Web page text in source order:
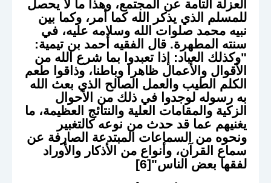
العزلة التامة عن المجتمع، وهذا ما لا يحصل
للمسلم الذي يذكر الله كما أمر، وكما بين
نبيه محمد صلوات الله وسلامه عليه، في
سنته المطهرة. قال الفقيه أحمد بن تيمية:
"وكذلك العباد: إذا تعبدوا بما شرع الله من
الأقوال والأعمال ظاهرا وباطنا، وذاقوا طعم
الكلم الطيب والعمل الصالح الذي بعث الله
به رسوله لوجدوا في ذلك من الأحوال
الزكية والمقامات العلية والنتائج العظيمة، ما
يغنيهم عما قد حدث من نوعه كالتغبير
ونحوه من السماعات المبتدعة الصارفة عن
سماع القرآن، وأنواع من الأذكار والأوراد
لفقها بعض الناس"[6]